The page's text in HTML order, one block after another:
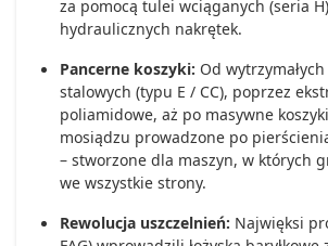
za pomocą tulei wciąganych (seria
hydraulicznych nakrętek.
Pancerne koszyki: Od
stalowych (typu E / CC), poprzez
poliamidowe, aż po masywne
mosiądzu prowadzone po
– stworzone dla maszyn, w których
we wszystkie strony.
Rewolucja uszczelnień: Najwięksi